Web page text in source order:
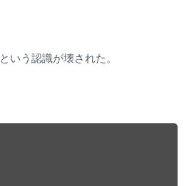
という認識が壊された。